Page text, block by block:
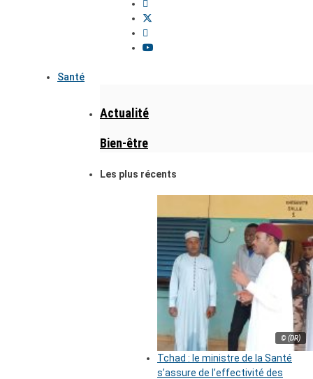
Santé
Actualité
Bien-être
Les plus récents
© (DR)
Tchad : le ministre de la Santé
s’assure de l’effectivité des